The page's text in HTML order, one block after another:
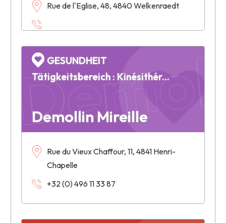
Rue de l'Eglise, 48, 4840 Welkenraedt
Demollin Mireille
GESUNDHEIT
Tätigkeitsbereich : Kinésithérapie
Rue du Vieux Chaffour, 11, 4841 Henri-
Chapelle
+32 (0) 496 11 33 87